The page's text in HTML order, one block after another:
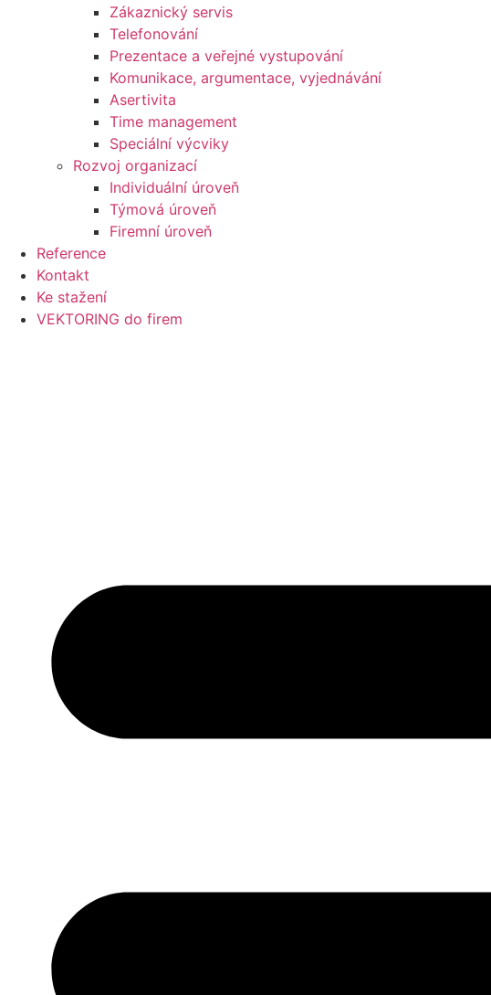
Zákaznický servis
Telefonování
Prezentace a veřejné vystupování
Komunikace, argumentace, vyjednávání
Asertivita
Time management
Speciální výcviky
Rozvoj organizací
Individuální úroveň
Týmová úroveň
Firemní úroveň
Reference
Kontakt
Ke stažení
VEKTORING do firem